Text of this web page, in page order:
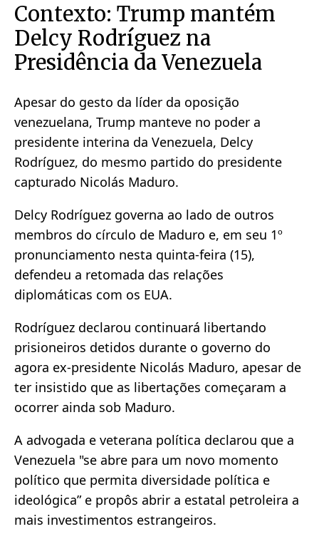
Contexto: Trump mantém
Delcy Rodríguez na
Presidência da Venezuela
Apesar do gesto da líder da oposição
venezuelana, Trump manteve no poder a
presidente interina da Venezuela, Delcy
Rodríguez, do mesmo partido do presidente
capturado Nicolás Maduro.
Delcy Rodríguez governa ao lado de outros
membros do círculo de Maduro e, em seu 1º
pronunciamento nesta quinta-feira (15),
defendeu a retomada das relações
diplomáticas com os EUA.
Rodríguez declarou continuará libertando
prisioneiros detidos durante o governo do
agora ex-presidente Nicolás Maduro, apesar de
ter insistido que as libertações começaram a
ocorrer ainda sob Maduro.
A advogada e veterana política declarou que a
Venezuela "se abre para um novo momento
político que permita diversidade política e
ideológica” e propôs abrir a estatal petroleira a
mais investimentos estrangeiros.